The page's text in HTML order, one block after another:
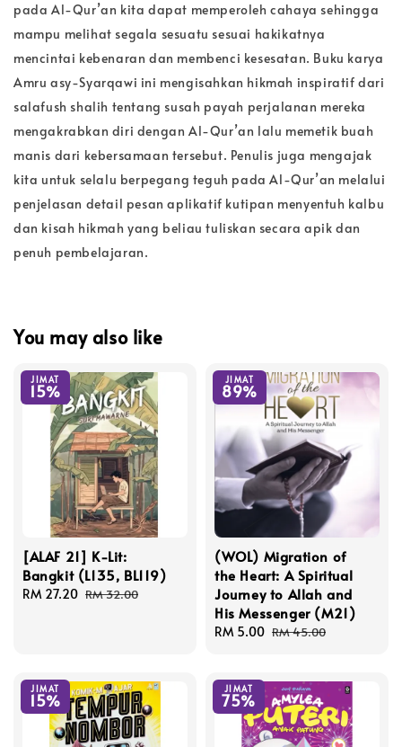
pada Al-Qur’an kita dapat memperoleh cahaya sehingga
mampu melihat segala sesuatu sesuai hakikatnya
mencintai kebenaran dan membenci kesesatan. Buku karya
Amru asy-Syarqawi ini mengisahkan hikmah inspiratif dari
salafush shalih tentang susah payah perjalanan mereka
mengakrabkan diri dengan Al-Qur’an lalu memetik buah
manis dari kebersamaan tersebut. Penulis juga mengajak
kita untuk selalu berpegang teguh pada Al-Qur’an melalui
penjelasan detail pesan aplikatif kutipan menyentuh kalbu
dan kisah hikmah yang beliau tuliskan secara apik dan
penuh pembelajaran.
You may also like
JIMAT
15%
[ALAF 21] K-Lit:
Bangkit (L135, BL119)
Sale
RM 27.20 Regular
RM 32.00
JIMAT
89%
(WOL) Migration of
the Heart: A Spiritual
Journey to Allah and
His Messenger (M21)
Sale
RM 5.00 Regular
RM 45.00
JIMAT
15%
JIMAT
75%